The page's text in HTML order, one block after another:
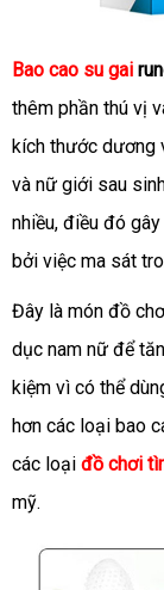
Bao cao su gai
thêm phần thú vị
kích thước dương
và nữ giới sau
nhiều, điều đó
bởi việc ma sát
Đây là món đồ
dục nam nữ để
kiệm vì có thể
hơn các loại bao
các loại đồ chơi
mỹ.